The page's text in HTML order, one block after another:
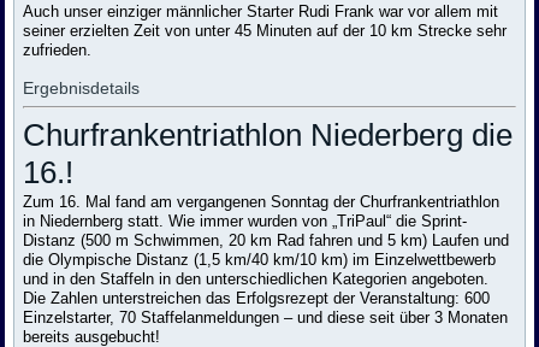
Auch unser einziger männlicher Starter Rudi Frank war vor allem mit
seiner erzielten Zeit von unter 45 Minuten auf der 10 km Strecke sehr
zufrieden.
Ergebnisdetails
Churfrankentriathlon Niederberg die
16.!
Zum 16. Mal fand am vergangenen Sonntag der Churfrankentriathlon
in Niedernberg statt. Wie immer wurden von „TriPaul“ die Sprint-
Distanz (500 m Schwimmen, 20 km Rad fahren und 5 km) Laufen und
die Olympische Distanz (1,5 km/40 km/10 km) im Einzelwettbewerb
und in den Staffeln in den unterschiedlichen Kategorien angeboten.
Die Zahlen unterstreichen das Erfolgsrezept der Veranstaltung: 600
Einzelstarter, 70 Staffelanmeldungen – und diese seit über 3 Monaten
bereits ausgebucht!